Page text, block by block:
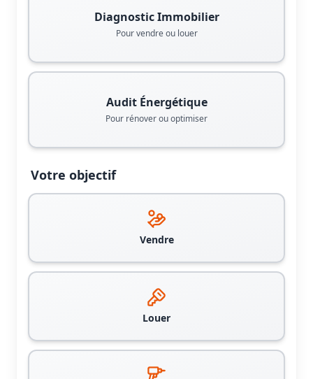
Diagnostic Immobilier
Pour vendre ou louer
Audit Énergétique
Pour rénover ou optimiser
Votre objectif
Vendre
Louer